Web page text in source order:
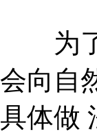
为了
会向自
具体做